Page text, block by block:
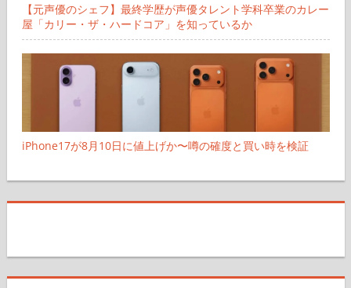
【元声優のシェフ】最終学歴が声優タレント学科卒業のカレー
屋「カリー・ザ・ハードコア」を知っているか
iPhone17が8月10日に値上げか〜噂の確度と買い時を検証